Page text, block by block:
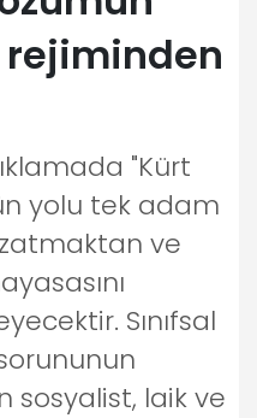
"Kürt
yolu tek adam
ve
Sınıfsal
sosyalist, laik ve